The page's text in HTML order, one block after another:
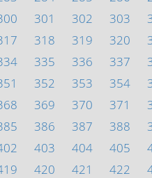
301 302 303
318 319 320
335 336 337
352 353 354
369 370 371
386 387 388
403 404 405
420 421 422